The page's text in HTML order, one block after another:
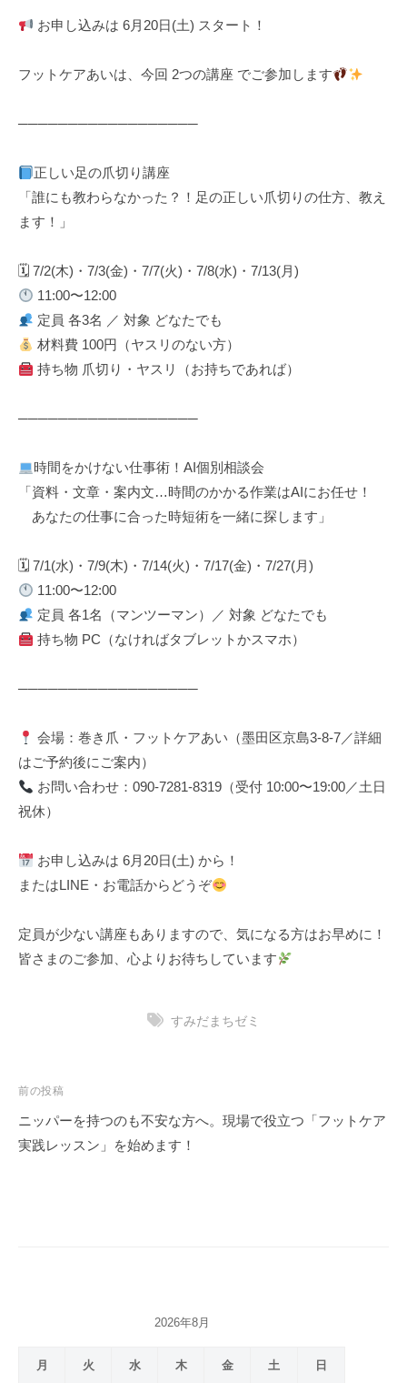
お申し込みは 6月20日(土) スタート！
フットケアあいは、今回 2つの講座 でご参加します
──────────────────
正しい足の爪切り講座
「誰にも教わらなかった？！足の正しい爪切りの仕方、教え
ます！」
🗓 7/2(木)・7/3(金)・7/7(火)・7/8(水)・7/13(月)
11:00〜12:00
定員 各3名 ／ 対象 どなたでも
材料費 100円（ヤスリのない方）
持ち物 爪切り・ヤスリ（お持ちであれば）
──────────────────
時間をかけない仕事術！AI個別相談会
「資料・文章・案内文…時間のかかる作業はAIにお任せ！
あなたの仕事に合った時短術を一緒に探します」
🗓 7/1(水)・7/9(木)・7/14(火)・7/17(金)・7/27(月)
11:00〜12:00
定員 各1名（マンツーマン）／ 対象 どなたでも
持ち物 PC（なければタブレットかスマホ）
──────────────────
会場：巻き爪・フットケアあい（墨田区京島3-8-7／詳細
はご予約後にご案内）
お問い合わせ：090-7281-8319（受付 10:00〜19:00／土日
祝休）
お申し込みは 6月20日(土) から！
またはLINE・お電話からどうぞ
定員が少ない講座もありますので、気になる方はお早めに！
皆さまのご参加、心よりお待ちしています
すみだまちゼミ
投
稿
ナ
前の投稿
ニッパーを持つのも不安な方へ。現場で役立つ「フットケア
実践レッスン」を始めます！
2026年8月
月 火 水 木 金 土 日